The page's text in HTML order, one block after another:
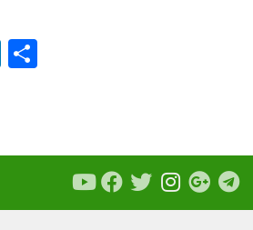
LinkedIn